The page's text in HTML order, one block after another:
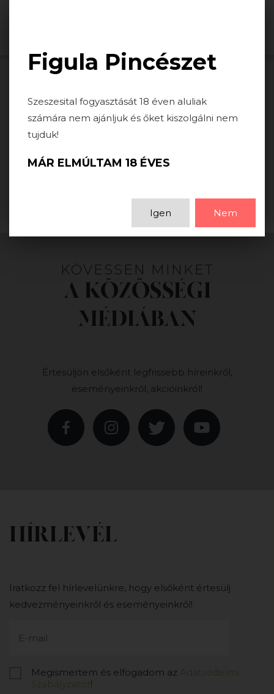
HIBA
KÖVESSEN MINKET
A KÖZÖSSÉGI
MÉDIÁBAN
Értesüljön elsőként legfrissebb híreinkről,
eseményeinkről, akcióinkról!
HÍRLEVÉL
Iratkozz fel hírlevelünkre, hogy elsőként értesülj
kedvezményeinkről és eseményeinkről!
Megismertem és elfogadom az Adatvédelmi
Szabályzatot !
Figula Pincészet
Szeszesital fogyasztását 18 éven aluliak
számára nem ajánljuk és őket kiszolgálni nem
tujduk!
MÁR ELMÚLTAM 18 ÉVES
Igen Nem